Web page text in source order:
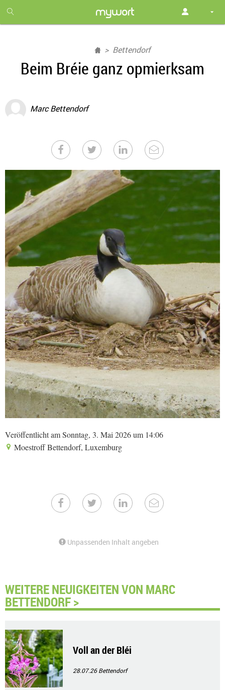
month
free
Bettendorf
Beim Bréie ganz opmierksam
Marc Bettendorf
Veröffentlicht am Sonntag, 3. Mai 2026 um 14:06
Moestroff Bettendorf, Luxemburg
Unpassenden Inhalt angeben
WEITERE NEUIGKEITEN VON MARC
BETTENDORF >
Voll an der Bléi
28.07.26Bettendorf